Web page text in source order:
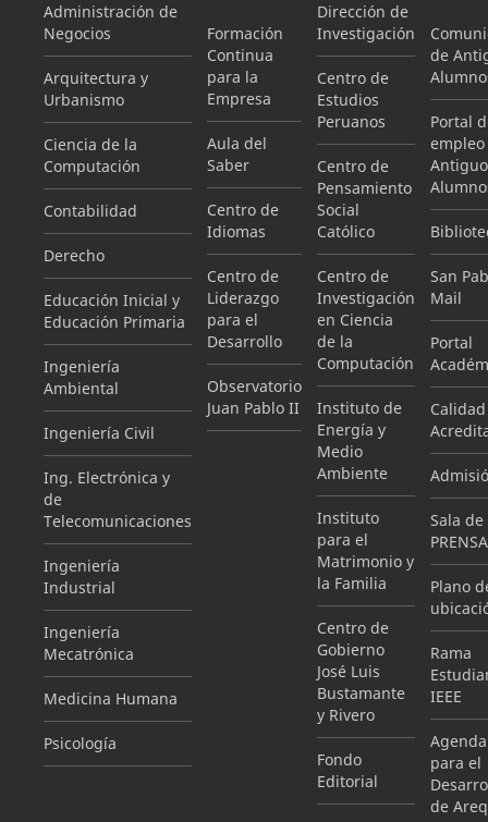
Administración de
Negocios
Arquitectura y
Urbanismo
Ciencia de la
Computación
Contabilidad
Derecho
Educación Inicial y
Educación Primaria
Ingeniería
Ambiental
Ingeniería Civil
Ing. Electrónica y
de
Telecomunicaciones
Ingeniería
Industrial
Ingeniería
Mecatrónica
Medicina Humana
Psicología
Formación
Continua
para la
Empresa
Aula del
Saber
Centro de
Idiomas
Centro de
Liderazgo
para el
Desarrollo
Observatorio
Juan Pablo II
Dirección de
Investigación
Centro de
Estudios
Peruanos
Centro de
Pensamiento
Social
Católico
Centro de
Investigación
en Ciencia
de la
Computación
Instituto de
Energía y
Medio
Ambiente
Instituto
para el
Matrimonio y
la Familia
Centro de
Gobierno
José Luis
Bustamante
y Rivero
Fondo
Editorial
de
Portal
empleo
San
Mail
Portal
Sala de
PRENSA
Plano
Rama
IEEE
Agenda
para el
de